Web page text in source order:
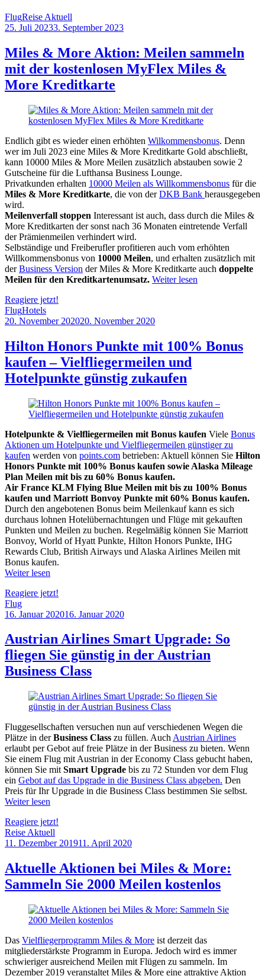
FlugReise Aktuell
25. Juli 20233. September 2023
Allan
Miles & More Aktion: Meilen sammeln
mit der kostenlosen MyFlex Miles &
More Kreditkarte
Endlich gibt es wieder einen erhöhten Wilkommensbonus. Denn
wer im Juli 2023 eine Miles & More Kreditkarte Gold abschließt,
kann 10000 Miles & More Meilen zusätzlich abstauben sowie 2
Gutscheine für die Lufthansa Business Lounge.
Privatkunden erhalten 10000 Meilen als Willkommensbonus für die
Miles & More Kreditkarte, die von derDKB Bank herausgegeben
wird.
Meilenverfall stoppen Interessant ist auch, dass durch die Miles &
More Kreditkarten der sonst nach 36 Monaten eintretende Verfall
der Prämienmeilen verhindert wird.
Selbständige und Freiberufler profitieren auch vom erhöhten
Willkommensbonus von 10000 Meilen, und erhalten zusätzlich mit
derBusiness Version der Miles & More Kreditkarte auch doppelte
Meilen für den Kreditkartenumsatz. Weiter lesen
Reagiere jetzt!
FlugHotels
20. November 202020. November 2020
Allan
Hilton Honors Punkte mit 100% Bonus
kaufen – Vielfliegermeilen und
Hotelpunkte günstig zukaufen
Hotelpunkte & Vielfliegermeilen mit Bonus kaufen Viele Bonus
Aktionen um Hotelpunkte und Vielfliegermeilen günstiger zu
kaufen werden von points.com betrieben: Aktuell können Sie Hilton
Honors Punkte mit 100% Bonus kaufen sowie Alaska Mileage
Plan Meilen mit bis zu 60% Bonus kaufen.
Air France KLM Flying Blue Meilen mit bis zu 100% Bonus
kaufen und Marriott Bonvoy Punkte mit 60% Bonus kaufen.
Durch den angebotenen Bonus beim Meilenkauf kann es sich
durchaus lohnen Hotelübernachtungen und Flüge mit gekauften
Punkten und Meilen zu buchen. Regelmäßig können Sie Marriott
Bonvoy, World of Hyatt Punkte, Hilton Honors Punkte, IHG
Rewards Club, British Airways und Alaska Airlines Meilen mit
Bonus kaufen.
Weiter lesen
Reagiere jetzt!
Flug
16. Januar 202016. Januar 2020
Allan
Austrian Airlines Smart Upgrade: So
fliegen Sie günstig in der Austrian
Business Class
Fluggesellschaften versuchen nun auf verschiedenen Wegen die
Plätze in derBusiness Class zu füllen. Auch Austrian Airlines
erlaubt per Gebot auf freie Plätze in der Business zu bieten. Wenn
Sie einem Flug mit Austrian in der Economy Class gebucht haben,
können Sie mit Smart Upgrade bis zu 72 Stunden vor dem Flug
ein Gebot auf das Upgrade in die Business Class abgeben. Den
Preis für Ihr Upgrade in die Business Class bestimmen Sie selbst.
Weiter lesen
Reagiere jetzt!
Reise Aktuell
11. Dezember 201911. April 2020
Allan
Aktuelle Aktionen bei Miles & More:
Sammeln Sie 2000 Meilen kostenlos
Das Vielfliegerprogramm Miles & More ist derzeit das
mitgliederstärkste Programm in Europa. Jedoch wird es immer
schwieriger ausreichend Meilen mit Flügen zu sammeln. Im
Dezember 2019 veranstaltet Miles & More eine attraktive Aktion